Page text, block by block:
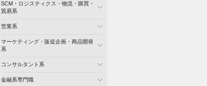
SCM・ロジスティクス・物流・購買・
貿易系
営業系
マーケティング・販促企画・商品開発
系
コンサルタント系
金融系専門職